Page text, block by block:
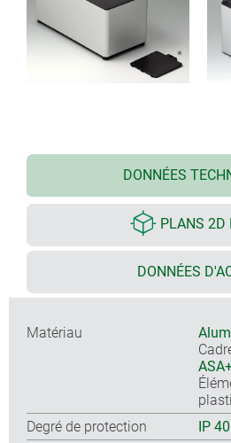
DONNÉES
PLANS 2D
DONNÉES
Matériau
Degré de protection
IP 40